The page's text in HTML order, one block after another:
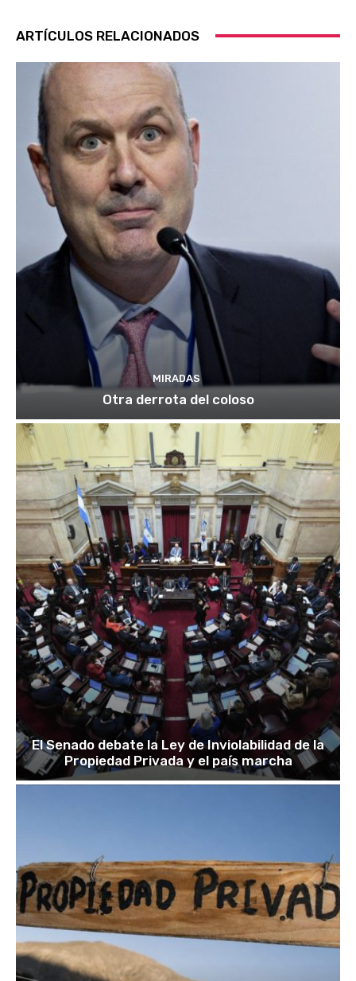
ARTÍCULOS RELACIONADOS
MIRADAS
Otra derrota del coloso
El Senado debate la Ley de Inviolabilidad de la
Propiedad Privada y el país marcha